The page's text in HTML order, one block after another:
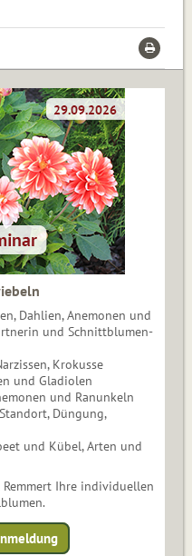
Dahlien, Anemonen und
und Schnittblumen-
Krokusse
und Gladiolen
und Ranunkeln
Düngung,
und Kübel, Arten und
Ihre individuellen